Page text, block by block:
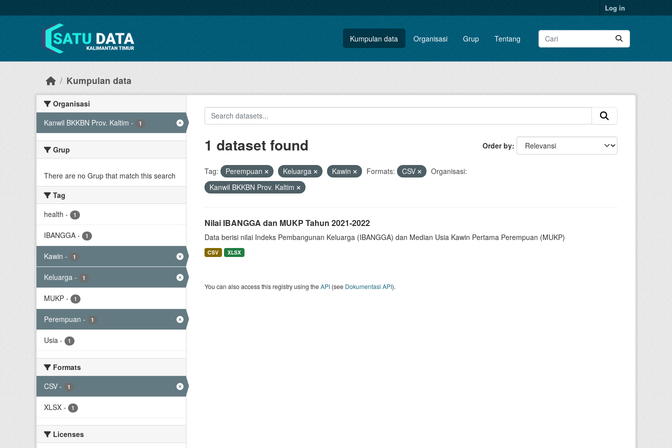
Log in
Kumpulan data Organisasi Grup Tentang
Kumpulan data
Organisasi
Kanwil BKKBN Prov. Kaltim - 1
Grup
There are no Grup that match this search
Tag
health - 1
IBANGGA - 1
Kawin - 1
Keluarga - 1
MUKP - 1
Perempuan - 1
Usia - 1
Formats
CSV - 1
XLSX - 1
Licenses
Order by
1 dataset found
Tag: Perempuan Keluarga Kawin Formats: CSV
Organisasi:
Kanwil BKKBN Prov. Kaltim
Nilai IBANGGA dan MUKP Tahun 2021-2022
Data berisi nilai Indeks Pembangunan Keluarga (IBANGGA) dan Median Usia Kawin Pertama Perempuan (MUKP)
CSV XLSX
You can also access this registry using theAPI(see Dokumentasi API).